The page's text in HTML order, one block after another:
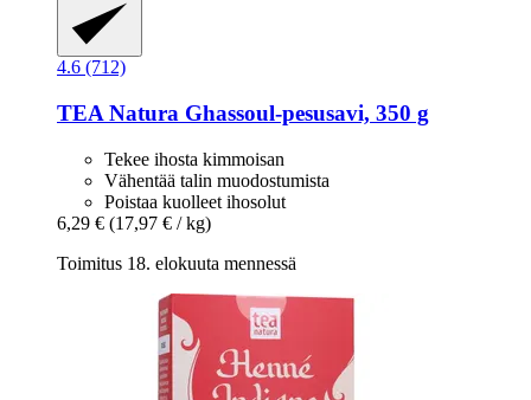
4.6 (712)
TEA Natura Ghassoul-​pesusavi, 350 g
Tekee ihosta kimmoisan
Vähentää talin muodostumista
Poistaa kuolleet ihosolut
6,29 € (17,97 € / kg)
Toimitus 18. elokuuta mennessä